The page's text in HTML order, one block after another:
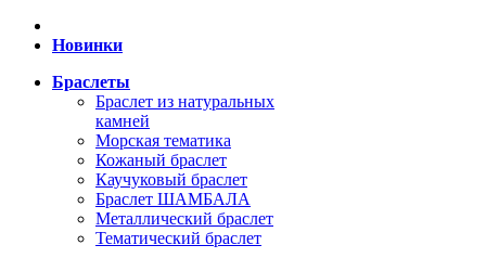
Новинки
Браслеты
Браслет из натуральных
камней
Морская тематика
Кожаный браслет
Каучуковый браслет
Браслет ШАМБАЛА
Металлический браслет
Тематический браслет